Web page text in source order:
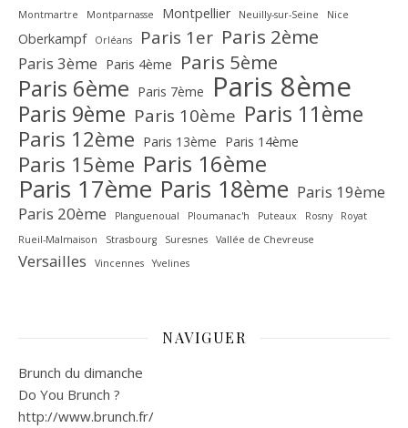
Montmartre Montparnasse Montpellier Neuilly-sur-Seine Nice
Oberkampf Orléans Paris 1er Paris 2ème
Paris 3ème Paris 4ème Paris 5ème
Paris 6ème Paris 7ème Paris 8ème
Paris 9ème Paris 10ème Paris 11ème
Paris 12ème Paris 13ème Paris 14ème
Paris 15ème Paris 16ème
Paris 17ème Paris 18ème Paris 19ème
Paris 20ème
Planguenoual Ploumanac'h Puteaux Rosny
Royat
Rueil-Malmaison
Strasbourg Suresnes Vallée de Chevreuse‎
Versailles Vincennes Yvelines
NAVIGUER
Brunch du dimanche
Do You Brunch ?
http://www.brunch.fr/